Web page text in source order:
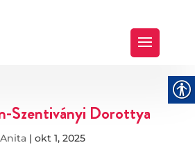
Szentiványi Dorottya
| okt 1, 2025